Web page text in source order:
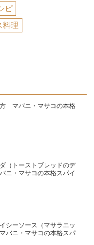
ピ
料理
｜マバニ・マサコの本格
（トーストブレッドのデ
ニ・マサコの本格スパイ
シーソース（マサラエッ
バニ・マサコの本格スパ